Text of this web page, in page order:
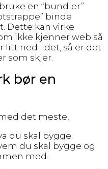
en “bundler”
binde
Dette kan virke
ikke kjenner web så
litt ned i det, så er det
som skjer.
bør en
det meste,
du skal bygge.
du skal bygge og
med.